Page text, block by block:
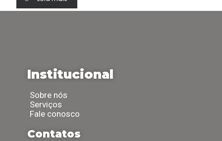
Institucional
Sobre nós
Serviços
Fale conosco
Contatos